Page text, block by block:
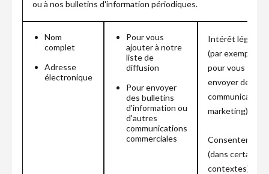
ou à nos bulletins d'information périodiques.
Nom
complet
Adresse
électronique
Pour vous
ajouter à notre
liste de
diffusion
Pour envoyer
des bulletins
d'information ou
d'autres
communications
commerciales
Intérêt légitime
(par exemple,
pour vous
envoyer des
communications
marketing)
Consentement
(dans certains
contextes)